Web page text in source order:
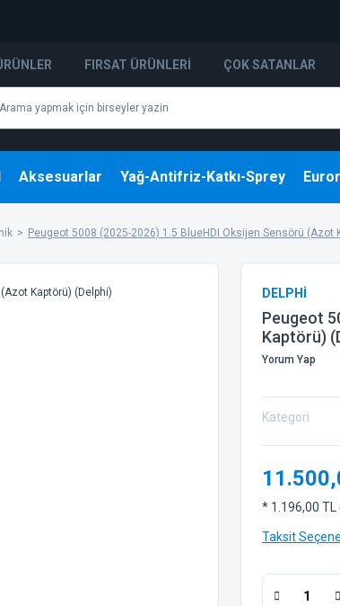
FIRSAT ÜRÜNLERI ÇOK SATANLAR
Aksesuarlar Yağ-Antifriz-Katkı-Sprey
Peugeot 5008 (2025-2026) 1.5 BlueHDI Oksijen Sensörü (Azot
DELPHİ
Peugeot
Kaptörü)
Yorum Yap
Kategori
* 1.196,00
Taksit